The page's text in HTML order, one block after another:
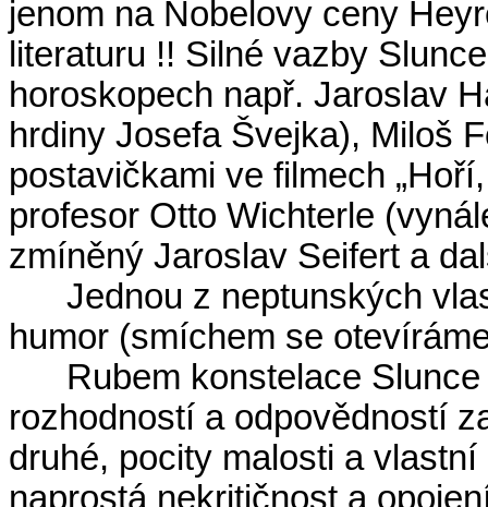
jenom na Nobelovy ceny
literaturu !! Silné vazby
horoskopech např. Jaroslav
hrdiny Josefa Švejka), Miloš
postavičkami ve filmech
profesor Otto Wichterle
zmíněný Jaroslav Seifert a
Jednou z neptunských
humor (smíchem se
Rubem konstelace
rozhodností a odpovědností
druhé, pocity malosti a
naprostá nekritičnost a